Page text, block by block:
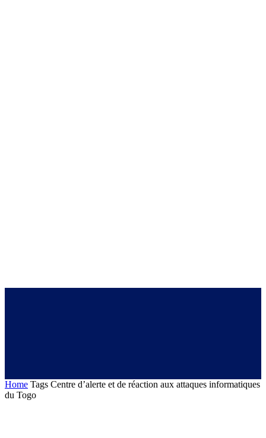
Home Tags Centre d’alerte et de réaction aux attaques informatiques
du Togo